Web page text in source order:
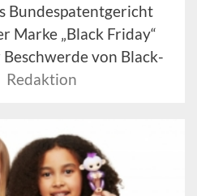
Bundespatentgericht
Marke „Black Friday“
von Black-
Redaktion